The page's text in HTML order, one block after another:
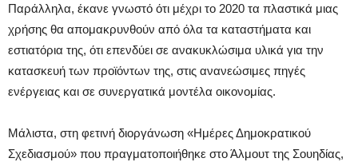
Παράλληλα, έκανε γνωστό ότι μέχρι το 2020 τα πλαστικά μιας
χρήσης θα απομακρυνθούν από όλα τα καταστήματα και
εστιατόρια της, ότι επενδύει σε ανακυκλώσιμα υλικά για την
κατασκευή των προϊόντων της, στις ανανεώσιμες πηγές
ενέργειας και σε συνεργατικά μοντέλα οικονομίας.
Μάλιστα, στη φετινή διοργάνωση «Ημέρες Δημοκρατικού
Σχεδιασμού» που πραγματοποιήθηκε στο Άλμουτ της Σουηδίας,